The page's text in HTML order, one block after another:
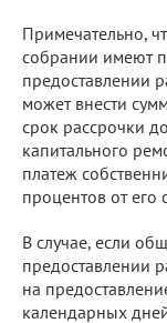
Примечательно,
собрании имеют
предоставлении
может внести
срок рассрочки
капитального
платеж
процентов от его
В случае, если
предоставлении
на
календарных